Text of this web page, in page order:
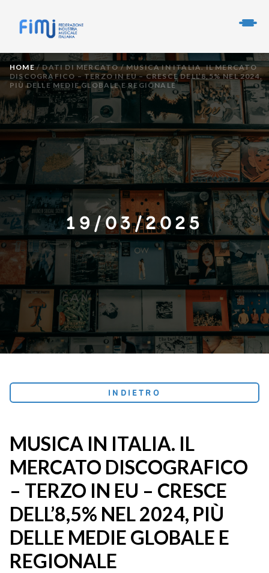
HOME/DATI DI MERCATO/MUSICA IN ITALIA. IL MERCATO
DISCOGRAFICO – TERZO IN EU – CRESCE DELL’8,5% NEL 2024,
PIÙ DELLE MEDIE GLOBALE E REGIONALE
19/03/2025
INDIETRO
MUSICA IN ITALIA. IL
MERCATO DISCOGRAFICO
– TERZO IN EU – CRESCE
DELL’8,5% NEL 2024, PIÙ
DELLE MEDIE GLOBALE E
REGIONALE